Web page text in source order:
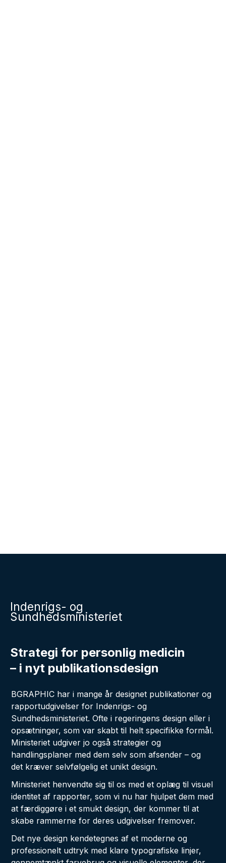
Indenrigs- og
Sundhedsministeriet
Strategi for personlig medicin
– i nyt publikationsdesign
BGRAPHIC har i mange år designet publikationer og
rapportudgivelser for Indenrigs- og
Sundhedsministeriet. Ofte i regeringens design eller i
opsætninger, som var skabt til helt specifikke formål.
Ministeriet udgiver jo også strategier og
handlingsplaner med dem selv som afsender – og
det kræver selvfølgelig et unikt design.
Ministeriet henvendte sig til os med et oplæg til visuel
identitet af rapporter, som vi nu har hjulpet dem med
at færdiggøre i et smukt design, der kommer til at
skabe rammerne for deres udgivelser fremover.
Det nye design kendetegnes af et moderne og
professionelt udtryk med klare typografiske linjer,